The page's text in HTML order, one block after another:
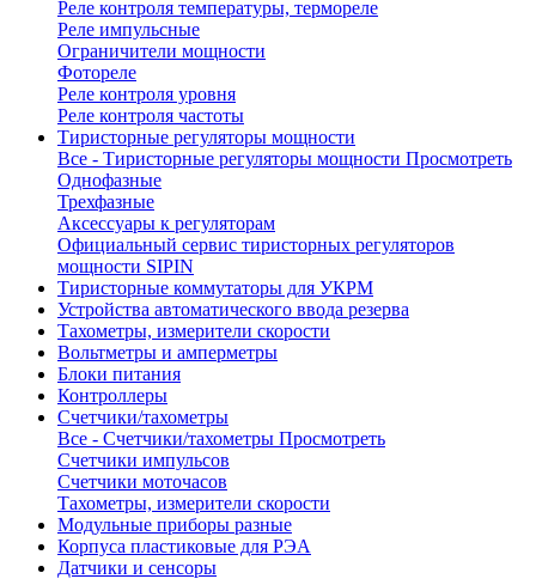
Реле контроля температуры, термореле
Реле импульсные
Ограничители мощности
Фотореле
Реле контроля уровня
Реле контроля частоты
Тиристорные регуляторы мощности
Все - Тиристорные регуляторы мощности Просмотреть
Однофазные
Трехфазные
Аксессуары к регуляторам
Официальный сервис тиристорных регуляторов
мощности SIPIN
Тиристорные коммутаторы для УКРМ
Устройства автоматического ввода резерва
Тахометры, измерители скорости
Вольтметры и амперметры
Блоки питания
Контроллеры
Счетчики/тахометры
Все - Счетчики/тахометры Просмотреть
Счетчики импульсов
Счетчики моточасов
Тахометры, измерители скорости
Модульные приборы разные
Корпуса пластиковые для РЭА
Датчики и сенсоры